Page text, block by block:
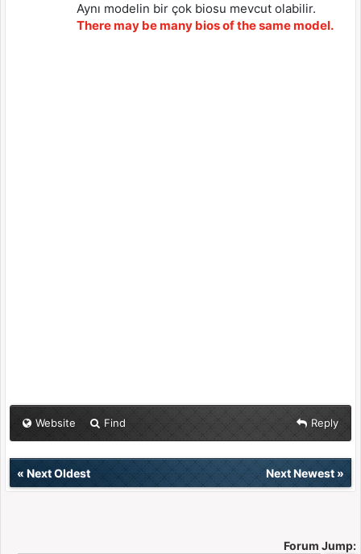
Aynı modelin bir çok biosu mevcut olabilir.
There may be many bios of the same model.
Website Find Reply
« Next Oldest Next Newest»
Forum Jump: